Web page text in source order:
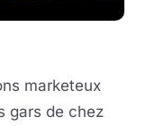
marketeux
gars de chez